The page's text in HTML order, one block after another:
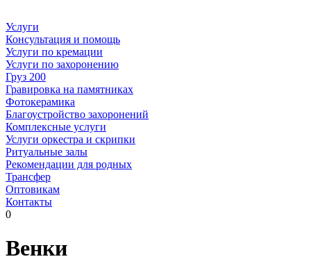
Услуги
Консультация и помощь
Услуги по кремации
Услуги по захоронению
Груз 200
Гравировка на памятниках
Фотокерамика
Благоустройство захоронений
Комплексные услуги
Услуги оркестра и скрипки
Ритуальные залы
Рекомендации для родных
Трансфер
Оптовикам
Контакты
0
Венки